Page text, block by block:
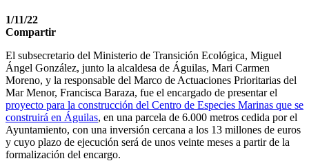
1/11/22
Compartir
El subsecretario del Ministerio de Transición Ecológica, Miguel
Ángel González, junto la alcaldesa de Águilas, Mari Carmen
Moreno, y la responsable del Marco de Actuaciones Prioritarias del
Mar Menor, Francisca Baraza, fue el encargado de presentar el
proyecto para la construcción del Centro de Especies Marinas que se
construirá en Águilas, en una parcela de 6.000 metros cedida por el
Ayuntamiento, con una inversión cercana a los 13 millones de euros
y cuyo plazo de ejecución será de unos veinte meses a partir de la
formalización del encargo.